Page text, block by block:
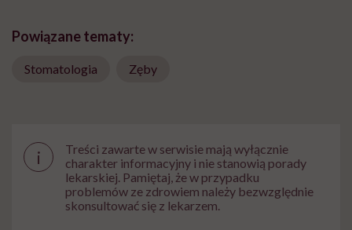
Powiązane tematy:
Stomatologia Zęby
i
Treści zawarte w serwisie mają wyłącznie
charakter informacyjny i nie stanowią porady
lekarskiej. Pamiętaj, że w przypadku
problemów ze zdrowiem należy bezwzględnie
skonsultować się z lekarzem.